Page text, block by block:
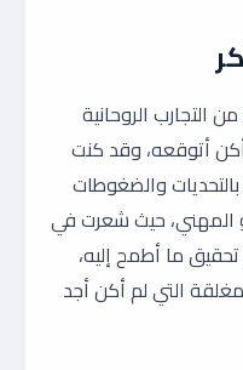
التجارب الروحانية
أتوقعه، وقد كنت
والضغوطات
حيث شعرت في
ما أطمح إليه،
التي لم أكن أجد